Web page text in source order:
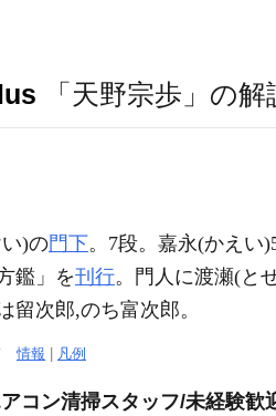
「天野宗歩」の解
)の門下。7段。嘉永(かえい
鑑」を刊行。門人に渡瀬(と
留次郎,のち富次郎。
情報 | 凡例
コン清掃スタッフ/未経験歓